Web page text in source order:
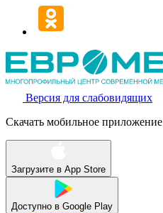
Версия для слабовидящих
Скачать мобильное приложение
Загрузите в App Store
Доступно в Google Play